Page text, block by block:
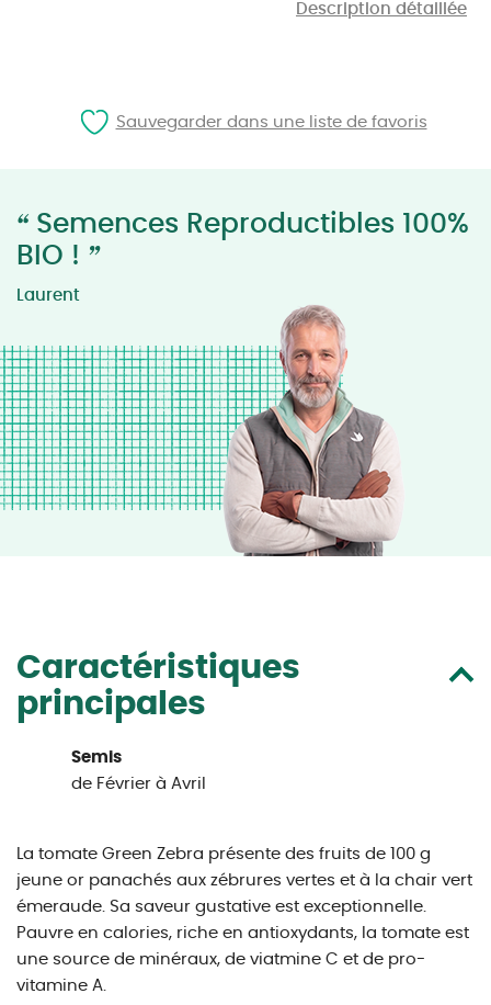
Description détaillée
“ Semences Reproductibles 100%
BIO ! ”
Laurent
Caractéristiques
principales
Semis
de Février à Avril
La tomate Green Zebra présente des fruits de 100 g
jeune or panachés aux zébrures vertes et à la chair vert
émeraude. Sa saveur gustative est exceptionnelle.
Pauvre en calories, riche en antioxydants, la tomate est
une source de minéraux, de viatmine C et de pro-
vitamine A.
Sauvegarder dans une liste de favoris